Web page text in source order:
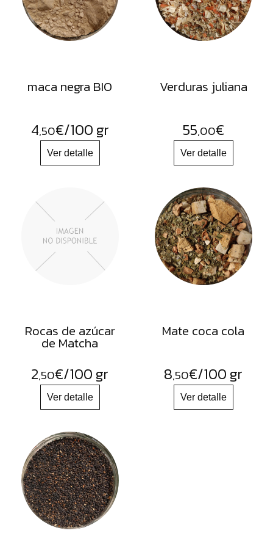
FRUTOS
SECOS
SAL
HARINAS
FLORES
PRODUCTOS
ACCESORIOS
DESHIDRATADOS
maca negra BIO
4,50€/100 gr
Verduras juliana
55,00€
Rocas de azúcar
de Matcha
2,50€/100 gr
Mate coca cola
8,50€/100 gr